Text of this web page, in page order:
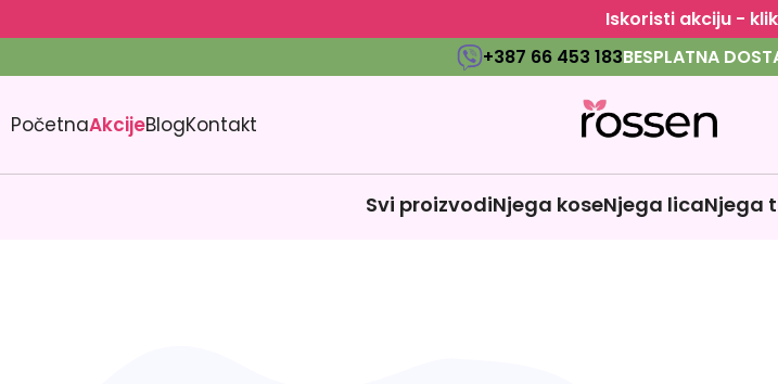
Iskoristi akciju -
+387 66 453 183BESPLATNA
PočetnaAkcijeBlogKontakt
Svi proizvodiNjega koseNjega licaNjega